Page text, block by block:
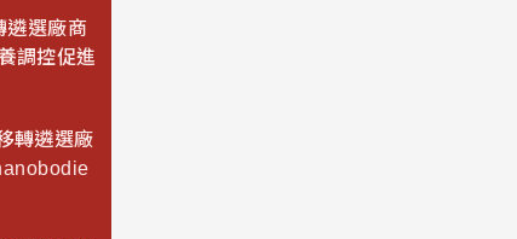
遴選廠商
調控促進
轉遴選廠